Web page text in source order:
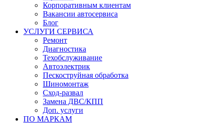
Корпоративным клиентам
Вакансии автосервиса
Блог
УСЛУГИ СЕРВИСА
Ремонт
Диагностика
Техобслуживание
Автоэлектрик
Пескоструйная обработка
Шиномонтаж
Сход-развал
Замена ДВС/КПП
Доп. услуги
ПО МАРКАМ